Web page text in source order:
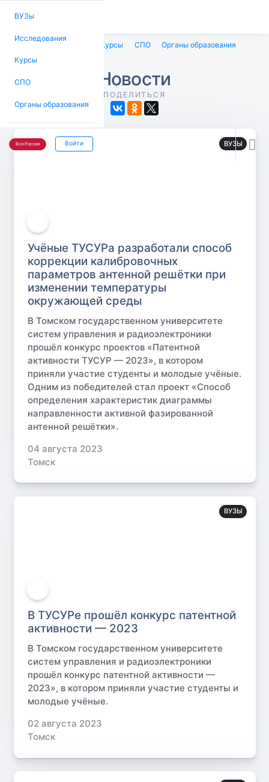
ВУЗы
Исследования
Курсы
СПО
Органы образования
Вся Россия Войти 
Исследования Курсы СПО Органы образования
Новости
ПОДЕЛИТЬСЯ
ВУЗЫ
Учёные ТУСУРа разработали способ
коррекции калибровочных
параметров антенной решётки при
изменении температуры
окружающей среды
В Томском государственном университете
систем управления и радиоэлектроники
прошёл конкурс проектов «Патентной
активности ТУСУР — 2023», в котором
приняли участие студенты и молодые учёные.
Одним из победителей стал проект «Способ
определения характеристик диаграммы
направленности активной фазированной
антенной решётки».
04 августа 2023
Томск
ВУЗЫ
В ТУСУРе прошёл конкурс патентной
активности — 2023
В Томском государственном университете
систем управления и радиоэлектроники
прошёл конкурс патентной активности —
2023», в котором приняли участие студенты и
молодые учёные.
02 августа 2023
Томск